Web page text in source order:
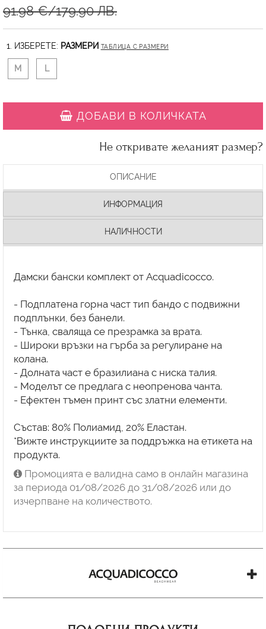
91.98 €/179.90 ЛВ.
1. ИЗБЕРЕТЕ: РАЗМЕРИ ТАБЛИЦА С РАЗМЕРИ
M L
ДОБАВИ В КОЛИЧКАТА
Не откривате желаният размер?
ОПИСАНИЕ
ИНФОРМАЦИЯ
НАЛИЧНОСТИ
Дамски бански комплект от Acquadicocco.
- Подплатена горна част тип бандо с подвижни
подплънки, без банели.
- Тънка, сваляща се презрамка за врата.
- Широки връзки на гърба за регулиране на
колана.
- Долната част е бразилиана с ниска талия.
- Моделът се предлага с неопренова чанта.
- Ефектен тъмен принт със златни елементи.
Състав: 80% Полиамид, 20% Еластан.
*Вижте инструкциите за поддръжка на етикета на
продукта.
Промоцията е валидна само в онлайн магазина
за периода 01/08/2026 до 31/08/2026 или до
изчерпване на количеството.